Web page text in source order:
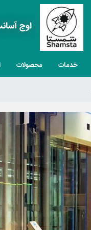
اوج
خدمات محصولات